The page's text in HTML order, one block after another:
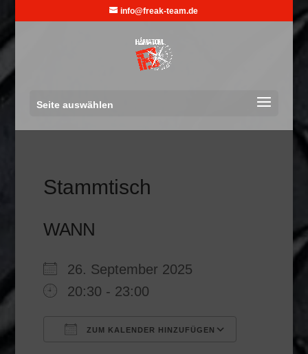
info@freak-team.de
Seite auswählen
Stammtisch
WANN
26. September 2025
20:30 - 23:00
ZUM KALENDER HINZUFÜGEN